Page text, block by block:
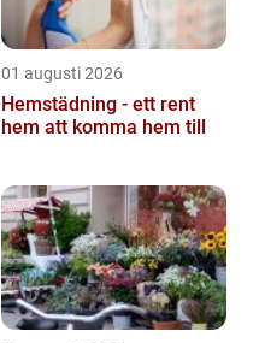
01 augusti 2026
Hemstädning - ett rent
hem att komma hem till